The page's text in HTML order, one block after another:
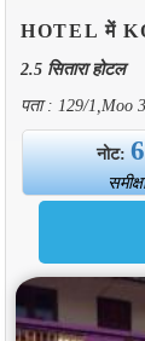
HOTEL में
2.5 सितारा होटल
पता : 129/1,Moo
नोट: